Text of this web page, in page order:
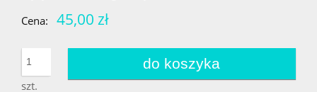
Cena:
45,00 zł
szt.
do koszyka